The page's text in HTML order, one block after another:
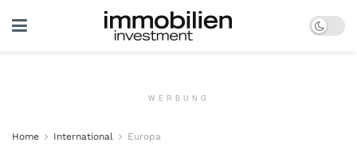
WERBUNG
Home International Europa